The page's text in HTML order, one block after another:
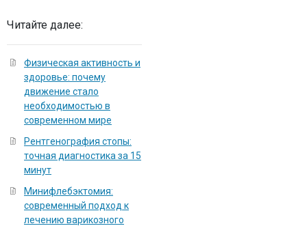
Читайте далее:
Физическая активность и
здоровье: почему
движение стало
необходимостью в
современном мире
Рентгенография стопы:
точная диагностика за 15
минут
Минифлебэктомия:
современный подход к
лечению варикозного